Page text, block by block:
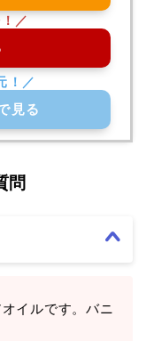
見る
問
イルです。バニ